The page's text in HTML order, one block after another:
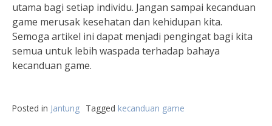
utama bagi setiap individu. Jangan sampai kecanduan
game merusak kesehatan dan kehidupan kita.
Semoga artikel ini dapat menjadi pengingat bagi kita
semua untuk lebih waspada terhadap bahaya
kecanduan game.
Posted in Jantung Tagged kecanduan game